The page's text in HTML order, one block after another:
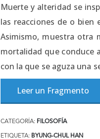
Muerte y alteridad se
las reacciones de o
Asimismo, muestra otra
mortalidad que conduce
con la que se aguza una
Leer un Fragmento
CATEGORÍA: FILOSOFÍA
ETIQUETA: BYUNG-CHUL HAN